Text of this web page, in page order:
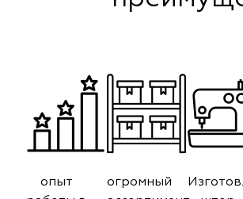
опыт
огромный